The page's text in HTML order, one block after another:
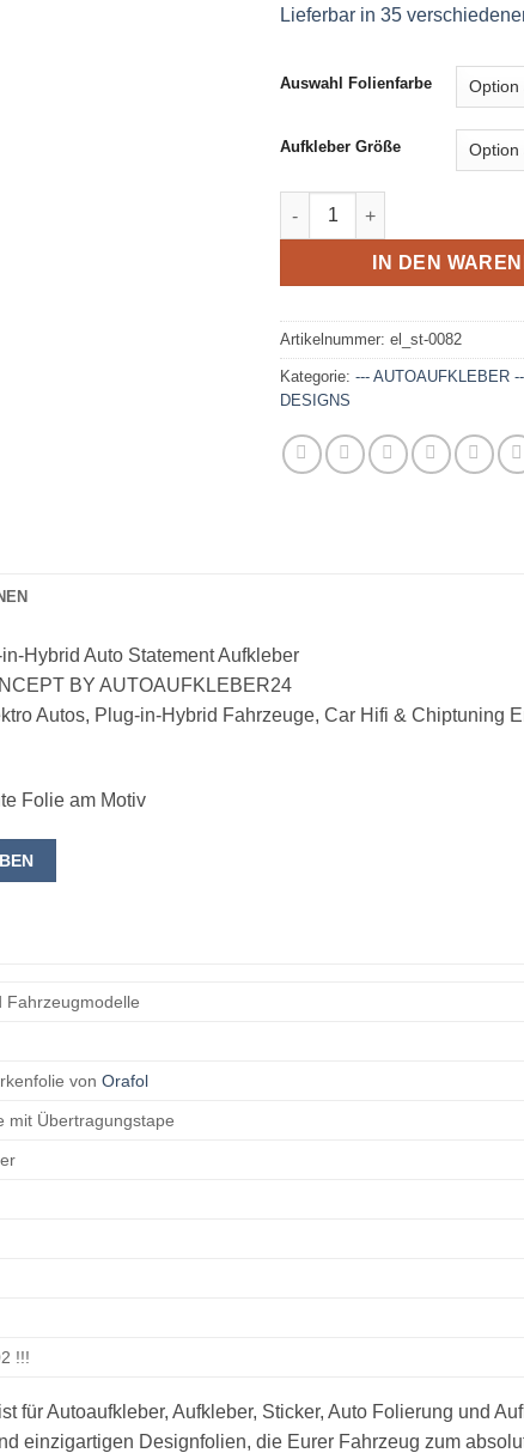
Lieferbar in 35
Auswahl Folienfarbe
Aufkleber Größe
HIGH VOLTAGE STICKER
IN DEN
Artikelnummer: el_st-0082
Kategorie: --- AUTOAUFKLEBER
DESIGNS
Hybrid Auto Statement Aufkleber
BY AUTOAUFKLEBER24
Autos, Plug-in-Hybrid Fahrzeuge, Car Hifi & Chiptuning
Folie am Motiv
Fahrzeugmodelle
von Orafol
mit Übertragungstape
!!!
für Autoaufkleber, Aufkleber, Sticker, Auto Folierung und
einzigartigen Designfolien, die Eurer Fahrzeug zum